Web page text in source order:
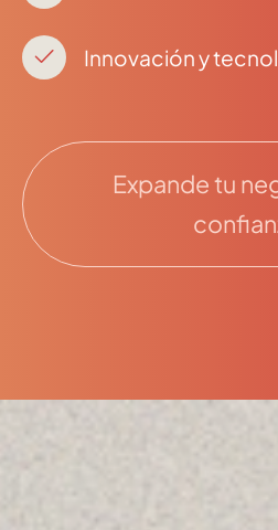
Innovación y
Expande tu